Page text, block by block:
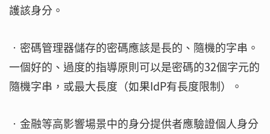
護該身分。
‧密碼管理器儲存的密碼應該是長的、隨機的字串。
一個好的、過度的指導原則可以是密碼的32個字元的
隨機字串，或最大長度（如果IdP有長度限制）。
‧金融等高影響場景中的身分提供者應驗證個人身分